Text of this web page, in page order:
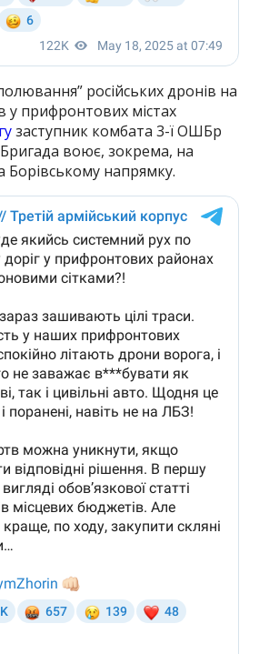
російських дронів на
у прифронтових містах
заступник комбата 3-ї ОШБр
воює, зокрема, на
Борівському напрямку.